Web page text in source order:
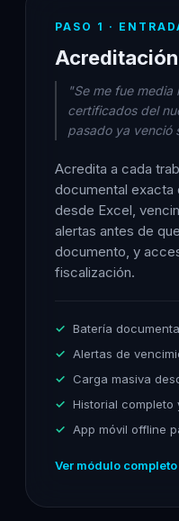
PASO 1 ·
"Se me fue media
certificados del
pasado ya venció
Acredita a cada
documental exacta
desde Excel,
alertas antes de
documento, y
fiscalización.
Batería
Alertas de
Carga masiva
Historial
App móvil offline
Ver módulo